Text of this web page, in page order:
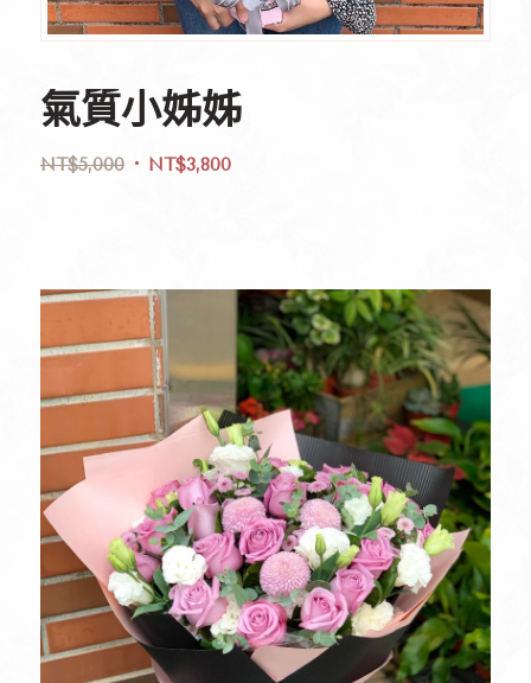
氣質小姊姊
NT$5,000 NT$3,800